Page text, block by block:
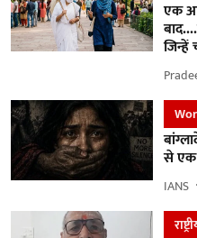
एक
जिन्हें
से एक
IANS